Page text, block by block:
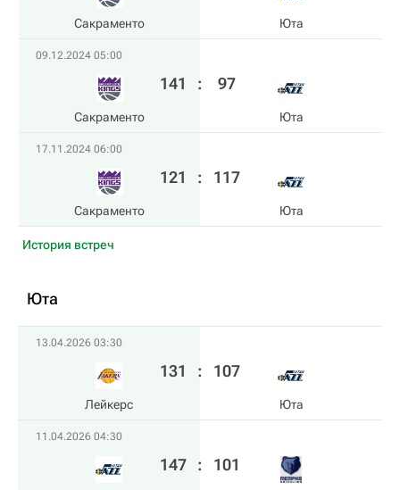
Сакраменто Юта
09.12.2024 05:00
Сакраменто
141 : 97
Юта
17.11.2024 06:00
Сакраменто
121 : 117
Юта
История встреч
Юта
13.04.2026 03:30
Лейкерс
131 : 107
Юта
11.04.2026 04:30
147 : 101